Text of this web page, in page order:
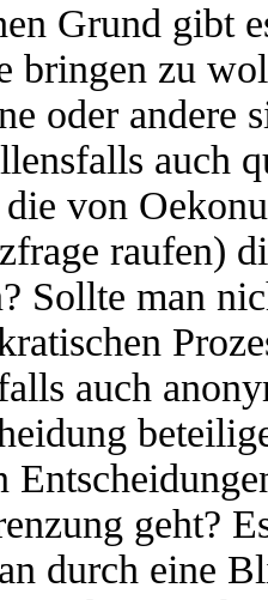
Grund gibt
bringen zu
oder andere
auch
von
raufen)
Sollte man
auch
geht?
durch eine